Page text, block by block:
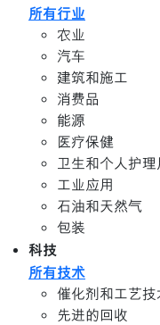
所有行业
农业
汽车
建筑和施工
消费品
能源
医疗保健
卫生和个人护理
工业应用
石油和天然气
包装
科技
所有技术
催化剂和工艺技
先进的回收